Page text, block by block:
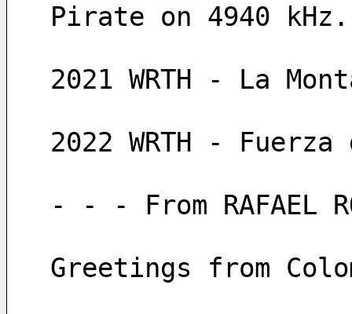
Pirate on 4940
2021 WRTH - La
2022 WRTH -
- - - From RAFAEL
Greetings from